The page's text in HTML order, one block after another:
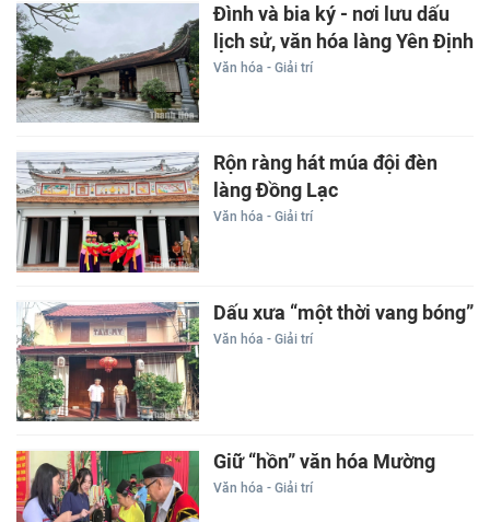
Đình và bia ký - nơi lưu dấu
lịch sử, văn hóa làng Yên Định
Văn hóa - Giải trí
Rộn ràng hát múa đội đèn
làng Đồng Lạc
Văn hóa - Giải trí
Dấu xưa “một thời vang bóng”
Văn hóa - Giải trí
Giữ “hồn” văn hóa Mường
Văn hóa - Giải trí